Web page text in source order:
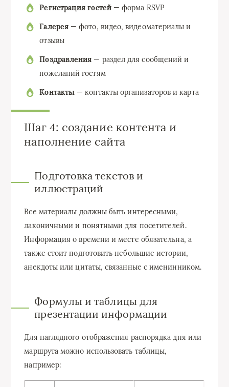
Регистрация гостей— форма RSVP
Галерея— фото, видео, видеоматериалы и
отзывы
Поздравления — раздел для сообщений и
пожеланий гостям
Контакты — контакты организаторов и карта
Шаг 4: создание контента и
наполнение сайта
Подготовка текстов и
иллюстраций
Все материалы должны быть интересными,
лаконичными и понятными для посетителей.
Информация о времени и месте обязательна, а
также стоит подготовить небольшие истории,
анекдоты или цитаты, связанные с именинником.
Формулы и таблицы для
презентации информации
Для наглядного отображения распорядка дня или
маршрута можно использовать таблицы,
например: